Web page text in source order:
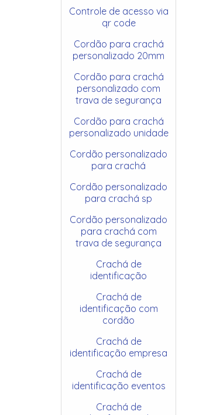
Controle de acesso via
qr code
Cordão para crachá
personalizado 20mm
Cordão para crachá
personalizado com
trava de segurança
Cordão para crachá
personalizado unidade
Cordão personalizado
para crachá
Cordão personalizado
para crachá sp
Cordão personalizado
para crachá com
trava de segurança
Crachá de
identificação
Crachá de
identificação com
cordão
Crachá de
identificação empresa
Crachá de
identificação eventos
Crachá de